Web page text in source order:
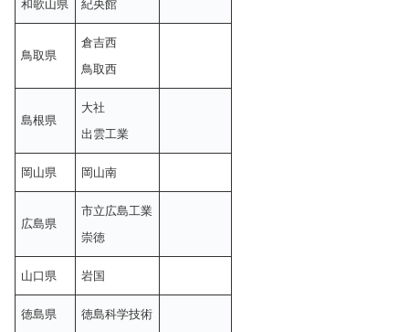
和歌山県 紀央館
鳥取県
倉吉西
鳥取西
島根県
大社
出雲工業
岡山県 岡山南
広島県
市立広島工業
崇徳
山口県 岩国
徳島県 徳島科学技術